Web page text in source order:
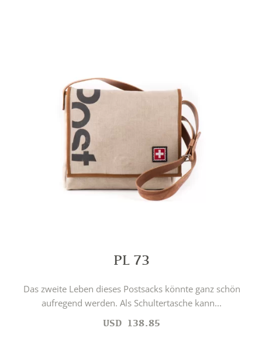
PL 73
Das zweite Leben dieses Postsacks könnte ganz schön
aufregend werden. Als Schultertasche kann...
USD 138.85